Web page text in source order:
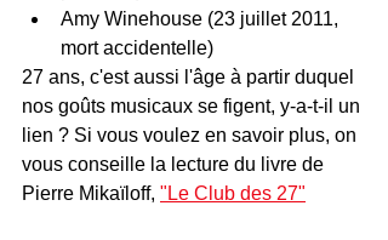
Amy Winehouse (23 juillet 2011,
mort accidentelle)
27 ans, c'est aussi l'âge à partir duquel
nos goûts musicaux se figent, y-a-t-il un
lien ? Si vous voulez en savoir plus, on
vous conseille la lecture du livre de
Pierre Mikaïloff, "Le Club des 27"